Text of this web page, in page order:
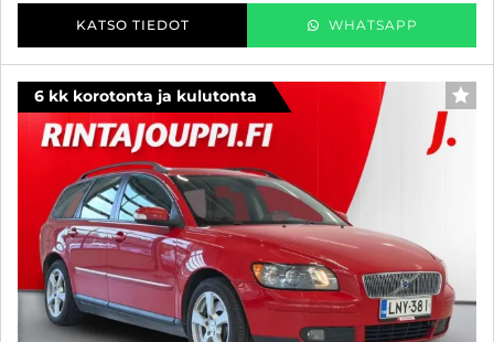
KATSO TIEDOT WHATSAPP
6 kk korotonta ja kulutonta